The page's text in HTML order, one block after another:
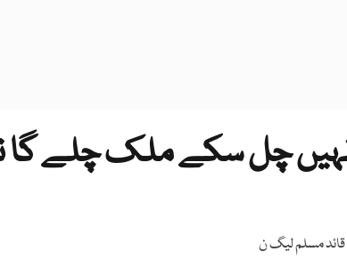
چل سکے ملک چلے گا
قائد مسلم لیگ ن